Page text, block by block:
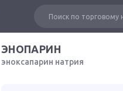
ЭНОПАРИН
эноксапарин натрия